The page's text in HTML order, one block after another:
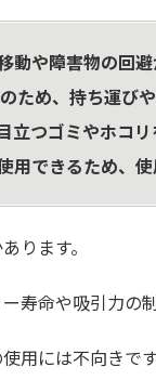
動や障害物の回避
ため、持ち運びや
立つゴミやホコリ
用できるため、使
ります。
寿命や吸引力の
用には不向きです